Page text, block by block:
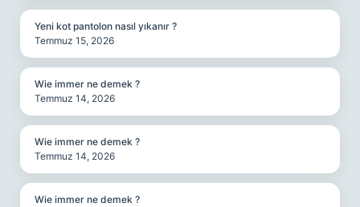
Yeni kot pantolon nasıl yıkanır ?
Temmuz 15, 2026
Wie immer ne demek ?
Temmuz 14, 2026
Wie immer ne demek ?
Temmuz 14, 2026
Wie immer ne demek ?